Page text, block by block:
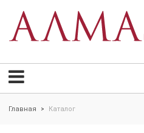
Главная > Каталог